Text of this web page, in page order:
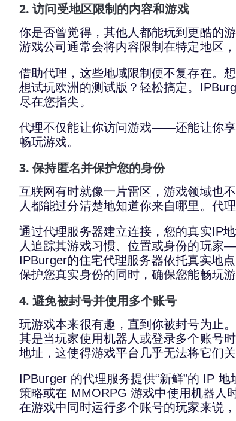
2. 访问受地区限制的内容和游戏
你是否曾觉得，其他人都能玩到更酷的
游戏公司通常会将内容限制在特定地区
借助代理，这些地域限制便不复存在。
想试玩欧洲的测试版？轻松搞定。
尽在您指尖。
代理不仅能让你访问游戏——还能让你
畅玩游戏。
3. 保持匿名并保护您的身份
互联网有时就像一片雷区，游戏领域也
人都能过分清楚地知道你来自哪里。代
通过代理服务器建立连接，您的真实IP
人追踪其游戏习惯、位置或身份的玩家
IPBurger的住宅代理服务器依托真实地
保护您真实身份的同时，确保您能畅玩游
4. 避免被封号并使用多个账号
玩游戏本来很有趣，直到你被封号为止
其是当玩家使用机器人或登录多个账号
地址，这使得游戏平台几乎无法将它们关
IPBurger 的代理服务提供“新鲜”的 IP
策略或在 MMORPG 游戏中使用机器人
在游戏中同时运行多个账号的玩家来说